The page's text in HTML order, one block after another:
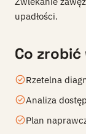
upadłości.
Co
Rzetelna
Analiza
Plan